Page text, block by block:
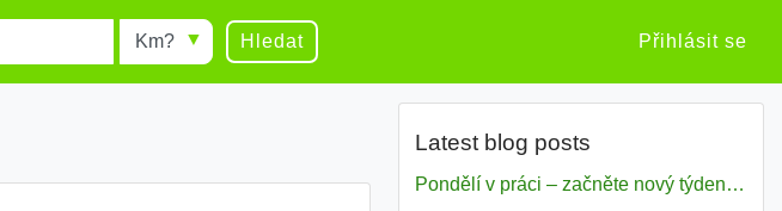
Radius Hledat Přihlásit se
Latest blog posts
Pondělí v práci – začněte nový týden s motivací